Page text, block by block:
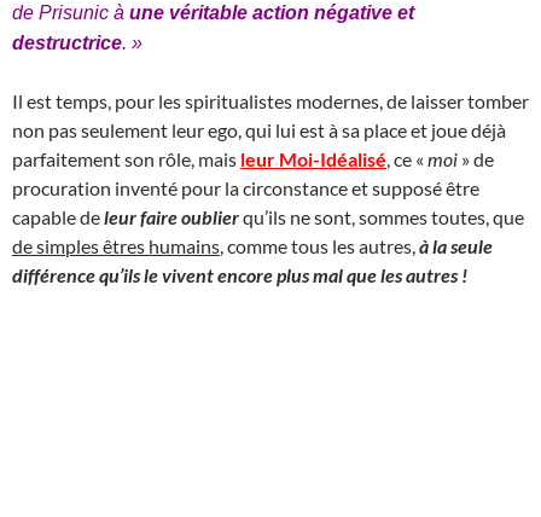
de Prisunic à une véritable action négative et
destructrice. »
Il est temps, pour les spiritualistes modernes, de laisser tomber
non pas seulement leur ego, qui lui est à sa place et joue déjà
parfaitement son rôle, mais leur Moi-Idéalisé , ce « moi » de
procuration inventé pour la circonstance et supposé être
capable deleur faire oublierqu’ils ne sont, sommes toutes, que
de simples êtres humains , comme tous les autres, à la seule
différence qu’ils le vivent encore plus mal que les autres !